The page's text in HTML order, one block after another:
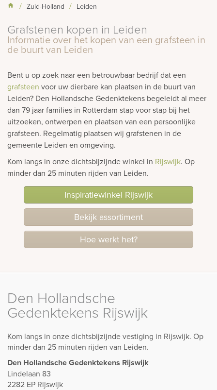
Zuid-Holland Leiden
Grafstenen kopen in Leiden
Informatie over het kopen van een grafsteen in
de buurt van Leiden
Bent u op zoek naar een betrouwbaar bedrijf dat een
grafsteen voor uw dierbare kan plaatsen in de buurt van
Leiden? Den Hollandsche Gedenktekens begeleidt al meer
dan 79 jaar families in Rotterdam stap voor stap bij het
uitzoeken, ontwerpen en plaatsen van een persoonlijke
grafsteen. Regelmatig plaatsen wij grafstenen in de
gemeente Leiden en omgeving.
Kom langs in onze dichtsbijzijnde winkel in Rijswijk. Op
minder dan 25 minuten rijden van Leiden.
Inspiratiewinkel Rijswijk
Bekijk assortiment
Hoe werkt het?
Den Hollandsche
Gedenktekens Rijswijk
Kom langs in onze dichtsbijzijnde vestiging in Rijswijk. Op
minder dan 25 minuten rijden van Leiden.
Den Hollandsche Gedenktekens Rijswijk
Lindelaan 83
2282 EP Rijswijk